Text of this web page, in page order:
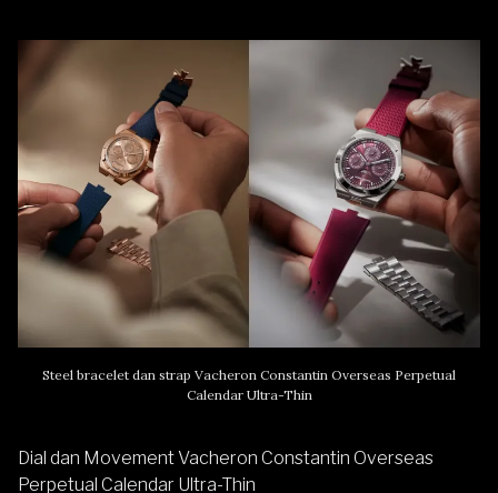
Steel bracelet dan strap Vacheron Constantin Overseas Perpetual
Calendar Ultra-Thin
Dial dan Movement Vacheron Constantin Overseas
Perpetual Calendar Ultra-Thin